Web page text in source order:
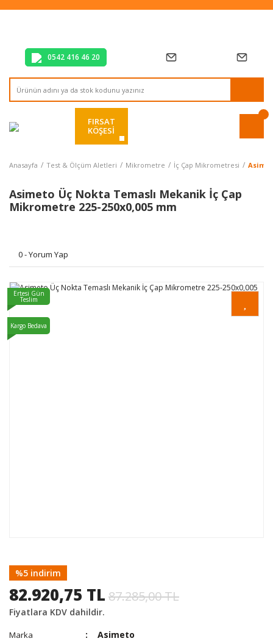
Tüm Alışverişlerde Vade Farksız 2 Taksit!
0542 416 46 20
FIRSAT
KÖŞESİ
Anasayfa Test & Ölçüm Aletleri Mikrometre İç Çap Mikrometresi
Asimeto Üç Nokta Temaslı Mekanik İç Çap
Mikrometre 225-250x0,005 mm
0 - Yorum Yap
Ertesi Gün
Teslim
Kargo Bedava
%5 indirim
82.920,75 TL 87.285,00 TL
Fiyatlara KDV dahildir.
Marka Asimeto